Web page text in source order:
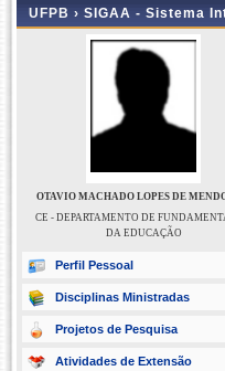
UFPB › SIGAA - Sistema
OTAVIO MACHADO LOPES DE
CE - DEPARTAMENTO DE
DA EDUCAÇÃO
Perfil Pessoal
Disciplinas Ministradas
Projetos de Pesquisa
Atividades de Extensão